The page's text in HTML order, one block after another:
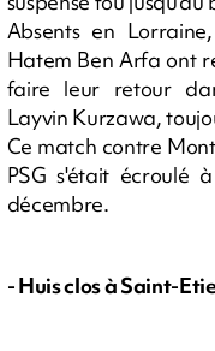
Absents en
Hatem Ben Arfa ont
faire leur retour
Layvin Kurzawa,
Ce match contre
PSG s'était écroulé
décembre.
- Huis clos à Saint-